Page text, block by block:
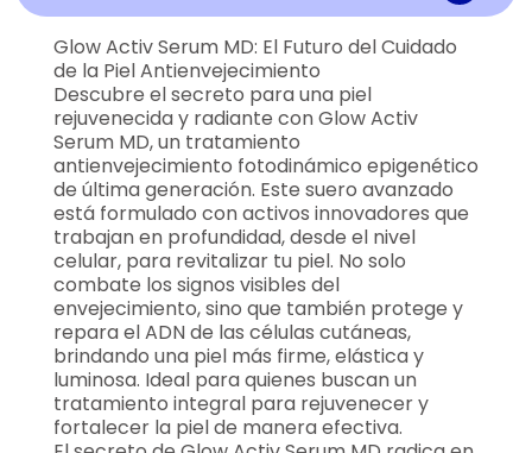
Glow Activ Serum MD: El Futuro del Cuidado
de la Piel Antienvejecimiento
Descubre el secreto para una piel
rejuvenecida y radiante con Glow Activ
Serum MD, un tratamiento
antienvejecimiento fotodinámico epigenético
de última generación. Este suero avanzado
está formulado con activos innovadores que
trabajan en profundidad, desde el nivel
celular, para revitalizar tu piel. No solo
combate los signos visibles del
envejecimiento, sino que también protege y
repara el ADN de las células cutáneas,
brindando una piel más firme, elástica y
luminosa. Ideal para quienes buscan un
tratamiento integral para rejuvenecer y
fortalecer la piel de manera efectiva.